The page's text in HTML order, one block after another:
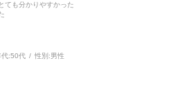
も分かりやすかった
代:50代 性別:男性